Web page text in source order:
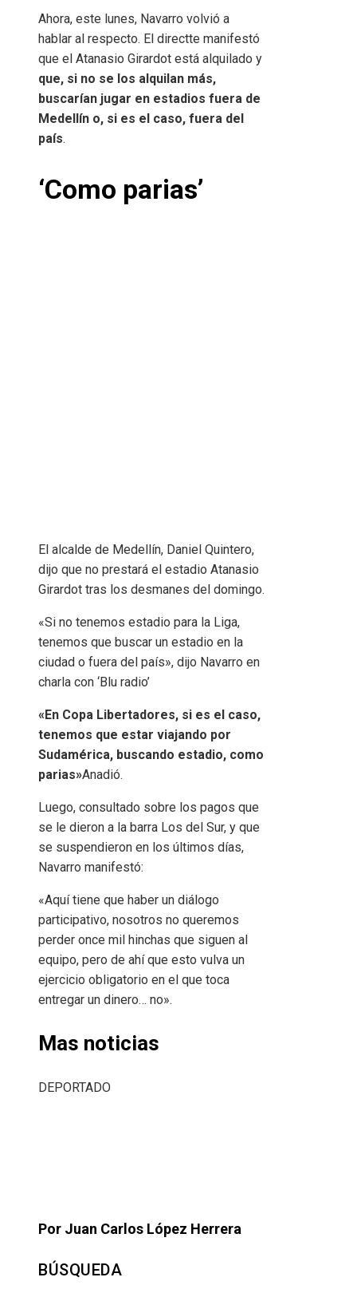
Ahora, este lunes, Navarro volvió a
hablar al respecto. El directte manifestó
que el Atanasio Girardot está alquilado y
que, si no se los alquilan más,
buscarían jugar en estadios fuera de
Medellín o, si es el caso, fuera del
país.
‘Como parias’
El alcalde de Medellín, Daniel Quintero,
dijo que no prestará el estadio Atanasio
Girardot tras los desmanes del domingo.
«Si no tenemos estadio para la Liga,
tenemos que buscar un estadio en la
ciudad o fuera del país», dijo Navarro en
charla con ‘Blu radio’
«En Copa Libertadores, si es el caso,
tenemos que estar viajando por
Sudamérica, buscando estadio, como
parias»Anadió.
Luego, consultado sobre los pagos que
se le dieron a la barra Los del Sur, y que
se suspendieron en los últimos días,
Navarro manifestó:
«Aquí tiene que haber un diálogo
participativo, nosotros no queremos
perder once mil hinchas que siguen al
equipo, pero de ahí que esto vulva un
ejercicio obligatorio en el que toca
entregar un dinero… no».
Mas noticias
DEPORTADO
Por Juan Carlos López Herrera
BÚSQUEDA